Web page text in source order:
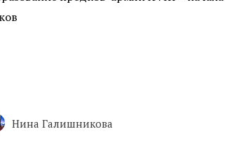
Нина Галишникова